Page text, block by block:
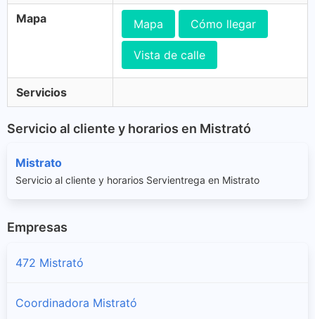
Mapa Mapa Cómo llegar
Vista de calle
Servicios
Servicio al cliente y horarios en Mistrató
Mistrato
Servicio al cliente y horarios Servientrega en Mistrato
Empresas
472 Mistrató
Coordinadora Mistrató